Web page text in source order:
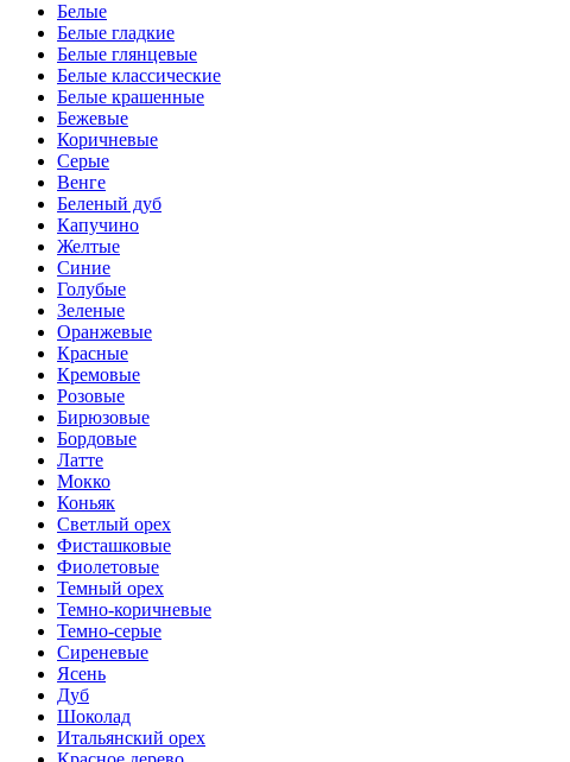
Белые
Белые гладкие
Белые глянцевые
Белые классические
Белые крашенные
Бежевые
Коричневые
Серые
Венге
Беленый дуб
Капучино
Желтые
Синие
Голубые
Зеленые
Оранжевые
Красные
Кремовые
Розовые
Бирюзовые
Бордовые
Латте
Мокко
Коньяк
Светлый орех
Фисташковые
Фиолетовые
Темный орех
Темно-коричневые
Темно-серые
Сиреневые
Ясень
Дуб
Шоколад
Итальянский орех